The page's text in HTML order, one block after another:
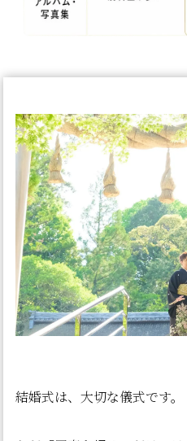
結婚式は、大切な儀式です。